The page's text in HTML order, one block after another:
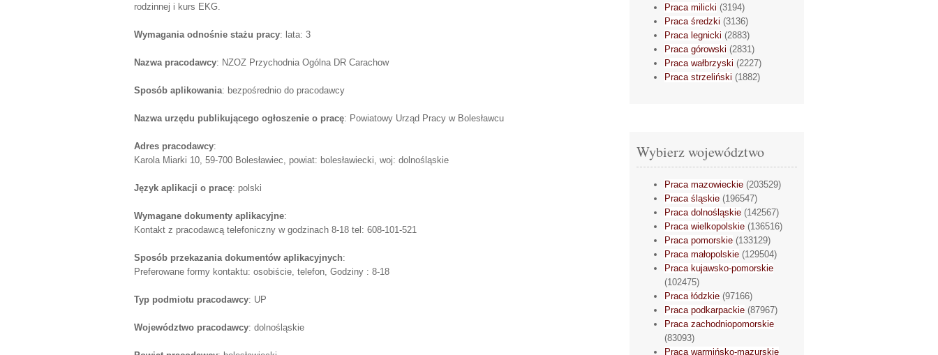
rodzinnej i kurs EKG.
Wymagania odnośnie stażu pracy: lata: 3
Nazwa pracodawcy: NZOZ Przychodnia Ogólna DR Carachow
Sposób aplikowania: bezpośrednio do pracodawcy
Nazwa urzędu publikującego ogłoszenie o pracę: Powiatowy Urząd Pracy w Bolesławcu
Adres pracodawcy:
Karola Miarki 10, 59-700 Bolesławiec, powiat: bolesławiecki, woj: dolnośląskie
Język aplikacji o pracę: polski
Wymagane dokumenty aplikacyjne:
Kontakt z pracodawcą telefoniczny w godzinach 8-18 tel: 608-101-521
Sposób przekazania dokumentów aplikacyjnych:
Preferowane formy kontaktu: osobiście, telefon, Godziny : 8-18
Typ podmiotu pracodawcy: UP
Województwo pracodawcy: dolnośląskie
Praca milicki (3194)
Praca średzki (3136)
Praca legnicki (2883)
Praca górowski (2831)
Praca wałbrzyski (2227)
Praca strzeliński (1882)
Wybierz województwo
Praca mazowieckie (203529)
Praca śląskie (196547)
Praca dolnośląskie (142567)
Praca wielkopolskie (136516)
Praca pomorskie (133129)
Praca małopolskie (129504)
Praca kujawsko-pomorskie
(102475)
Praca łódzkie (97166)
Praca podkarpackie (87967)
Praca zachodniopomorskie
(83093)
Praca warmińsko-mazurskie